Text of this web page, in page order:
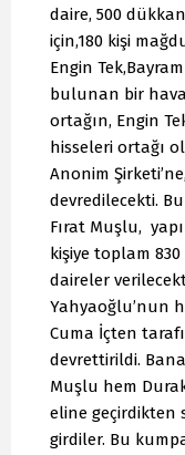
daire, 500
için,180 kişi
Engin
bulunan bir
ortağın, Engin
hisseleri ortağı
Anonim
devredilecekti.
Fırat Muşlu,
kişiye toplam
daireler
Yahyaoğlu’nun
Cuma İçten
devrettirildi.
Muşlu hem
eline geçirdikten
girdiler. Bu